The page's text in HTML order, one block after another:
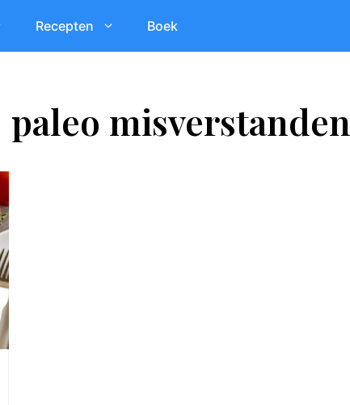
Recepten Boek
paleo misverstanden